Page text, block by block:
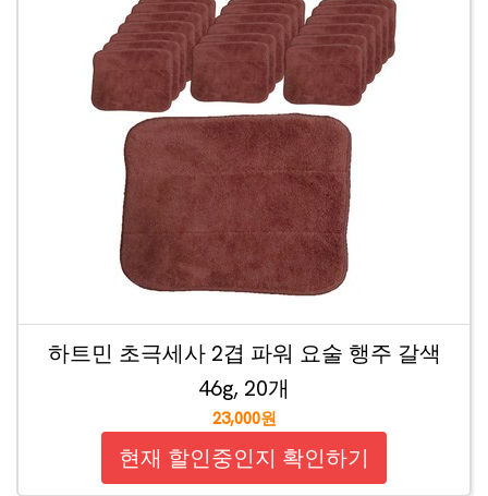
하트민 초극세사 2겹 파워 요술 행주 갈색
46g, 20개
23,000원
현재 할인중인지 확인하기